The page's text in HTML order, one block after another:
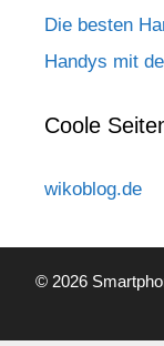
Die besten
Handys mit
Coole
wikoblog.de
© 2026